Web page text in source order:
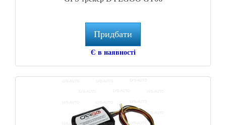
Придбати
Є в наявності